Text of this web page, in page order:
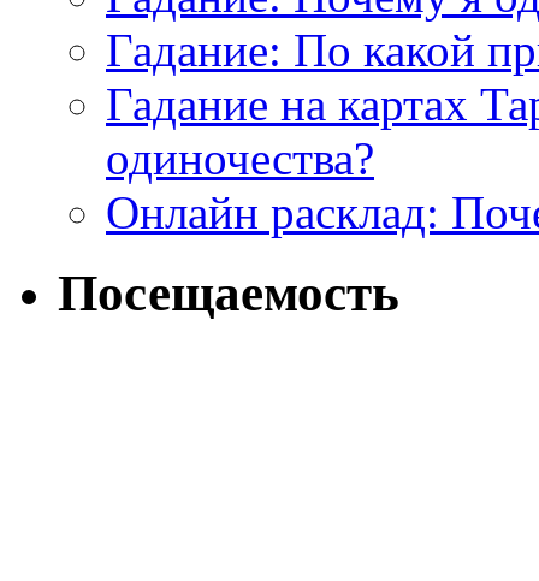
Гадание: По какой
Гадание на картах
одиночества?
Онлайн расклад:
Посещаемость